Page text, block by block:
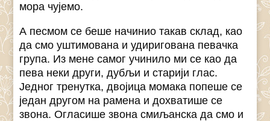
мора чујемо.
А песмом се беше начинио такав склад, као
да смо уштимована и удиригована певачка
група. Из мене самог учинило ми се као да
пева неки други, дубљи и старији глас.
Једног тренутка, двојица момака попеше се
један другом на рамена и дохватише се
звона. Огласише звона смиљанска да смо и